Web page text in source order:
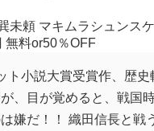
未頼 マキムラシュンスケ
無料or50％OFF
ト小説大賞受賞作、歴
、目が覚めると、戦国
嫌だ！！ 織田信長と戦